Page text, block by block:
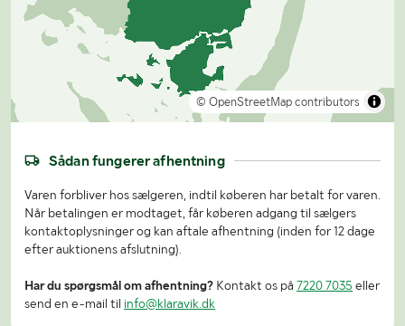
© OpenStreetMap contributors
Sådan fungerer afhentning
Varen forbliver hos sælgeren, indtil køberen har betalt for varen.
Når betalingen er modtaget, får køberen adgang til sælgers
kontaktoplysninger og kan aftale afhentning (inden for 12 dage
efter auktionens afslutning).
Har du spørgsmål om afhentning? Kontakt os på 7220 7035 eller
send en e-mail til info@klaravik.dk